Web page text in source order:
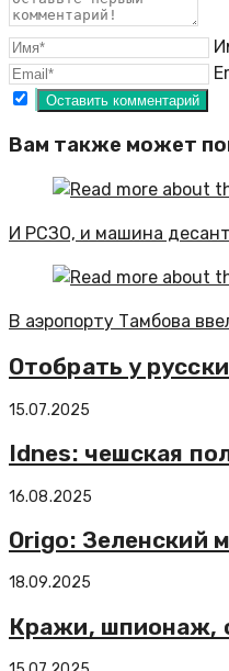
Вам также может
И РСЗО, и машина
В аэропорту Тамбова
Отобрать у
15.07.2025
Idnes: чешская
16.08.2025
Origo: Зеленский
18.09.2025
Кражи, шпионаж,